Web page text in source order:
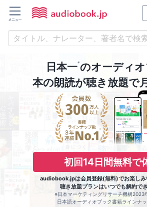
日本一※のオーディ
本の朗読が聴き放題で
初回14日間無料で
audiobook.jpは会員登録(無料)でお楽しみ
聴き放題プランはいつでも解約でき
※日本マーケティングリサーチ機構2023
日本語オーディオブック書籍ラインナ